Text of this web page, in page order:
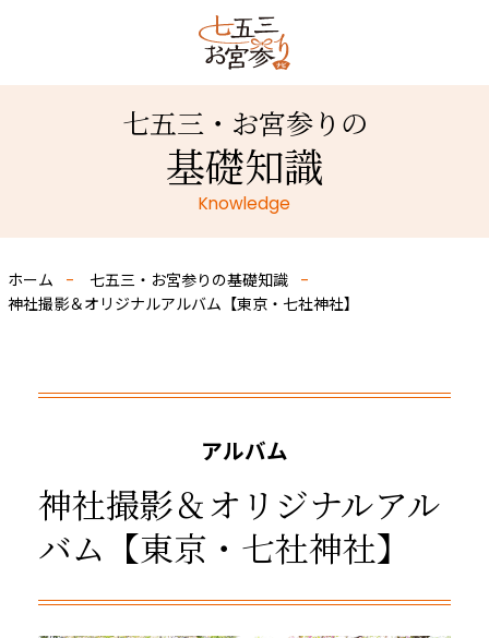
七五三・お宮参りの
基礎知識
Knowledge
ホーム
七五三・お宮参りの基礎知識
神社撮影＆オリジナルアルバム【東京・七社神社】
アルバム
神社撮影＆オリジナルアル
バム【東京・七社神社】